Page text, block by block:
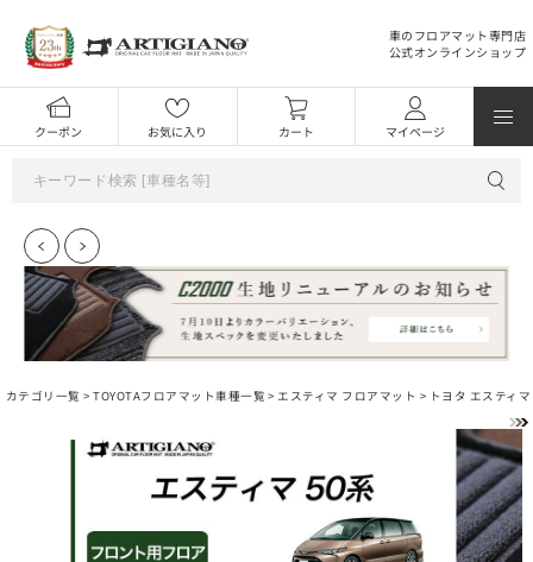
車のフロアマット専門店
公式オンラインショップ
クーポン お気に入り カート マイページ
カテゴリ一覧 >TOYOTAフロアマット車種一覧 > エスティマ フロアマット > トヨタ エスティ